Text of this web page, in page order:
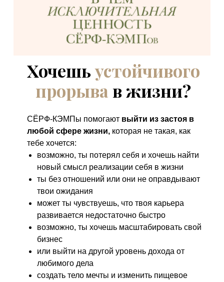
Хочешьустойчивого
прорывав жизни?
СЁРФ-КЭМПы помогают выйти из застоя в
любой сфере жизни, которая не такая, как
тебе хочется:
возможно, ты потерял себя и хочешь найти
новый смысл реализации себя в жизни
ты без отношений или они не оправдывают
твои ожидания
может ты чувствуешь, что твоя карьера
развивается недостаточно быстро
возможно, ты хочешь масштабировать свой
бизнес
или выйти на другой уровень дохода от
любимого дела
создать тело мечты и изменить пищевое